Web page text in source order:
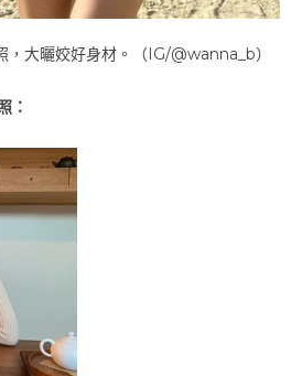
大曬姣好身材。（IG/@wanna_b）
：